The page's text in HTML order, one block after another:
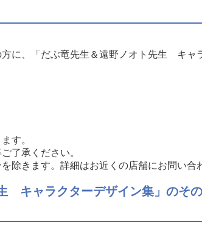
に、「だぶ竜先生＆遠野ノオト先生 キャ
す。
了承ください。
除きます。詳細はお近くの店舗にお問い合
キャラクターデザイン集」のそ